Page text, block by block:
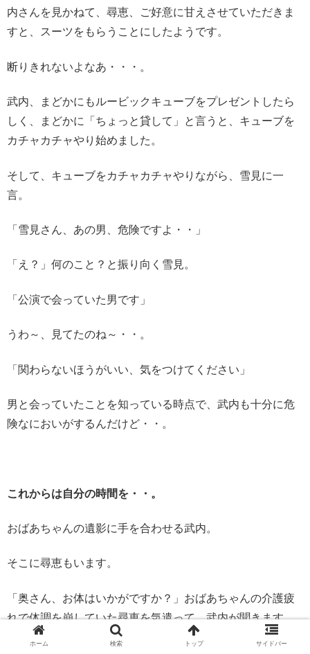
内さんを見かねて、尋恵、ご好意に甘えさせていただきま
すと、スーツをもらうことにしたようです。
断りきれないよなあ・・・。
武内、まどかにもルービックキューブをプレゼントしたら
しく、まどかに「ちょっと貸して」と言うと、キューブを
カチャカチャやり始めました。
そして、キューブをカチャカチャやりながら、雪見に一
言。
「雪見さん、あの男、危険ですよ・・」
「え？」何のこと？と振り向く雪見。
「公演で会っていた男です」
うわ～、見てたのね～・・。
「関わらないほうがいい、気をつけてください」
男と会っていたことを知っている時点で、武内も十分に危
険なにおいがするんだけど・・。
これからは自分の時間を・・。
おばあちゃんの遺影に手を合わせる武内。
そこに尋恵もいます。
「奥さん、お体はいかがですか？」おばあちゃんの介護疲
れで体調を崩していた尋恵を気遣って、武内が聞きます。
ホーム 検索 トップ サイドバー